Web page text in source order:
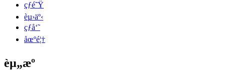
çƒé˜Ÿ
èµ›äº‹
çƒå‘˜
åœºé¦†
èµ„æº